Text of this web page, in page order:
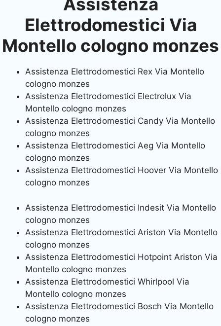
Assistenza
Elettrodomestici Via
Montello cologno monzes
Assistenza Elettrodomestici Rex Via Montello
cologno monzes
Assistenza Elettrodomestici Electrolux Via
Montello cologno monzes
Assistenza Elettrodomestici Candy Via Montello
cologno monzes
Assistenza Elettrodomestici Aeg Via Montello
cologno monzes
Assistenza Elettrodomestici Hoover Via Montello
cologno monzes
Assistenza Elettrodomestici Indesit Via Montello
cologno monzes
Assistenza Elettrodomestici Ariston Via Montello
cologno monzes
Assistenza Elettrodomestici Hotpoint Ariston Via
Montello cologno monzes
Assistenza Elettrodomestici Whirlpool Via
Montello cologno monzes
Assistenza Elettrodomestici Bosch Via Montello
cologno monzes